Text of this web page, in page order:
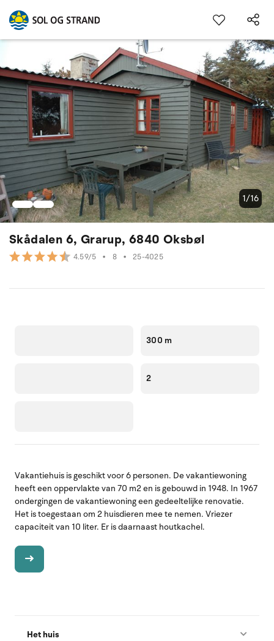
Skådalen 6, Grarup, 6840 Oksbøl
4.59/5 • 8 • 25-4025
1/16
300 m
2
Vakantiehuis is geschikt voor 6 personen. De vakantiewoning
heeft een oppervlakte van 70 m2 en is gebouwd in 1948. In 1967
ondergingen de vakantiewoning een gedeeltelijke renovatie.
Het is toegestaan om 2 huisdieren mee te nemen. Vriezer
capaciteit van 10 liter. Er is daarnaast houtkachel.
Het huis